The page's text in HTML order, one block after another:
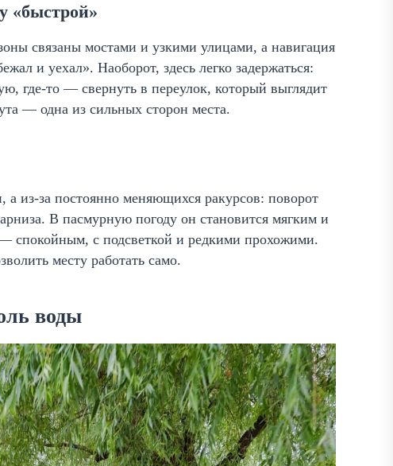
«быстрой»
связаны мостами и узкими улицами, а навигация
и уехал». Наоборот, здесь легко задержаться:
где-то — свернуть в переулок, который выглядит
— одна из сильных сторон места.
а из-за постоянно меняющихся ракурсов: поворот
В пасмурную погоду он становится мягким и
с подсветкой и редкими прохожими.
месту работать само.
воды